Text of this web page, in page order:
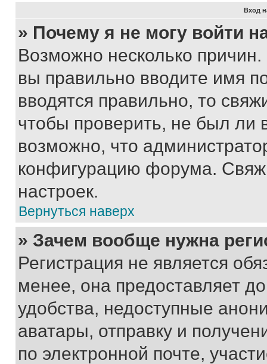
Вход
» Почему я не могу войти
Возможно несколько
вы правильно вводите имя
вводятся правильно, то
чтобы проверить, не был ли
возможно, что
конфигурацию форума.
настроек.
Вернуться наверх
» Зачем вообще нужна
Регистрация не является
менее, она предоставляет
удобства, недоступные
аватары, отправку и
по электронной почте,